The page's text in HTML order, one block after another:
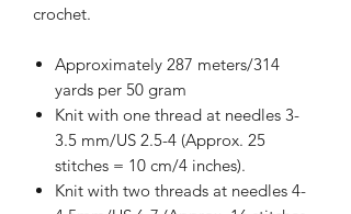
crochet.
Approximately 287 meters/314
yards per 50 gram
Knit with one thread at needles 3-
3.5 mm/US 2.5-4 (Approx. 25
stitches = 10 cm/4 inches).
Knit with two threads at needles 4-